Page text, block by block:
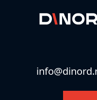
Главная